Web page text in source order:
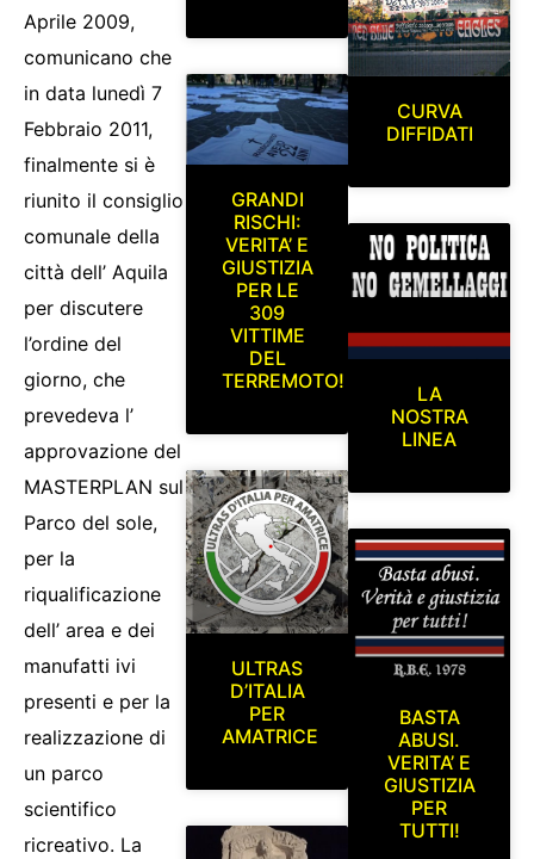
Aprile 2009,
comunicano che
in data lunedì 7
Febbraio 2011,
finalmente si è
riunito il consiglio
comunale della
città dell’ Aquila
per discutere
l’ordine del
giorno, che
prevedeva l’
approvazione del
MASTERPLAN sul
Parco del sole,
per la
riqualificazione
dell’ area e dei
manufatti ivi
presenti e per la
realizzazione di
un parco
scientifico
ricreativo. La
GRANDI
RISCHI:
VERITA’ E
GIUSTIZIA
PER LE
309
VITTIME
DEL
TERREMOTO!
ULTRAS
D’ITALIA
PER
AMATRICE
CURVA
DIFFIDATI
LA
NOSTRA
LINEA
BASTA
ABUSI.
VERITA’ E
GIUSTIZIA
PER
TUTTI!